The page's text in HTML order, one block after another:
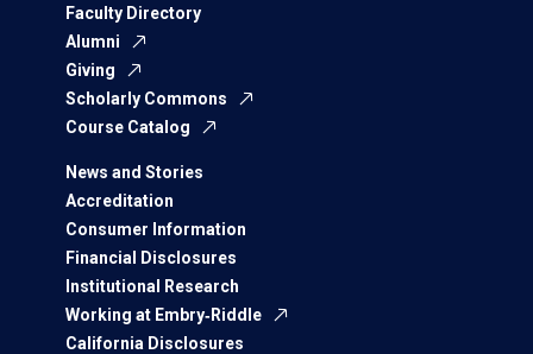
Faculty Directory
Alumni
Giving
Scholarly Commons
Course Catalog
News and Stories
Accreditation
Consumer Information
Financial Disclosures
Institutional Research
Working at Embry‑Riddle
California Disclosures